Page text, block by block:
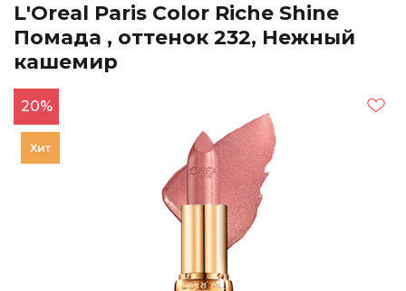
L'Oreal Paris Color Riche Shine
Помада , оттенок 232, Нежный
кашемир
20%